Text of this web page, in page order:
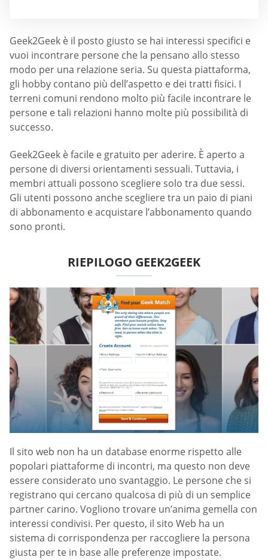
Geek2Geek è il posto giusto se hai interessi specifici e
vuoi incontrare persone che la pensano allo stesso
modo per una relazione seria. Su questa piattaforma,
gli hobby contano più dell’aspetto e dei tratti fisici. I
terreni comuni rendono molto più facile incontrare le
persone e tali relazioni hanno molte più possibilità di
successo.
Geek2Geek è facile e gratuito per aderire. È aperto a
persone di diversi orientamenti sessuali. Tuttavia, i
membri attuali possono scegliere solo tra due sessi.
Gli utenti possono anche scegliere tra un paio di piani
di abbonamento e acquistare l’abbonamento quando
sono pronti.
RIEPILOGO GEEK2GEEK
Il sito web non ha un database enorme rispetto alle
popolari piattaforme di incontri, ma questo non deve
essere considerato uno svantaggio. Le persone che si
registrano qui cercano qualcosa di più di un semplice
partner carino. Vogliono trovare un’anima gemella con
interessi condivisi. Per questo, il sito Web ha un
sistema di corrispondenza per raccogliere la persona
giusta per te in base alle preferenze impostate.